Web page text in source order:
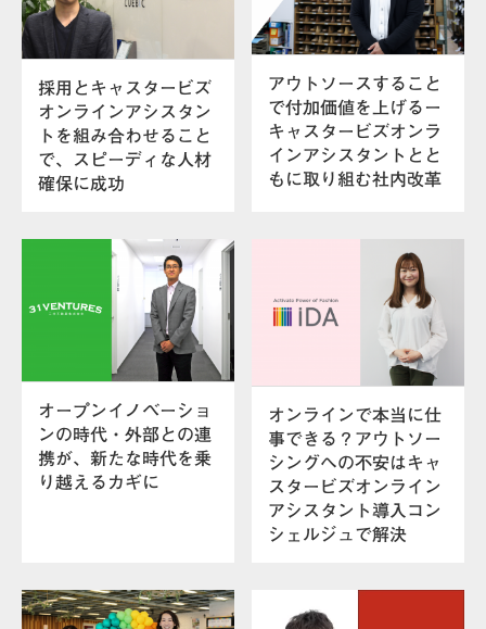
採用とキャスタービズ
オンラインアシスタン
トを組み合わせること
で、スピーディな人材
確保に成功
アウトソースすること
で付加価値を上げるー
キャスタービズオンラ
インアシスタントとと
もに取り組む社内改革
オープンイノベーショ
ンの時代・外部との連
携が、新たな時代を乗
り越えるカギに
オンラインで本当に仕
事できる？アウトソー
シングへの不安はキャ
スタービズオンライン
アシスタント導入コン
シェルジュで解決